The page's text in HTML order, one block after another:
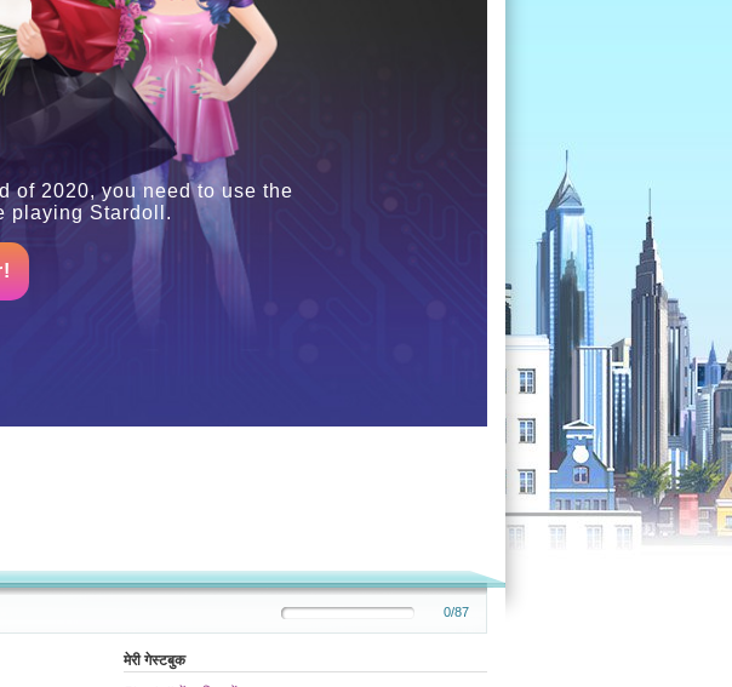
of 2020, you need to use the
playing Stardoll.
0/87
मेरी गेस्टबुक